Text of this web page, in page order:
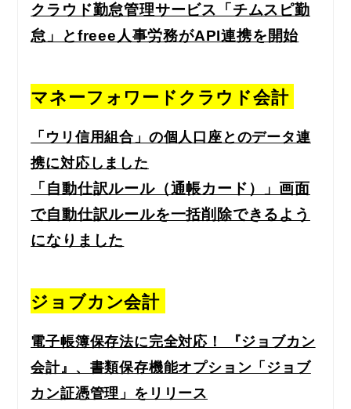
クラウド勤怠管理サービス「チムスピ勤
怠」とfreee人事労務がAPI連携を開始
マネーフォワードクラウド会計
「ウリ信用組合」の個人口座とのデータ連
携に対応しました
「自動仕訳ルール（通帳カード）」画面
で自動仕訳ルールを一括削除できるよう
になりました
ジョブカン会計
電子帳簿保存法に完全対応！ 『ジョブカン
会計』、書類保存機能オプション「ジョブ
カン証憑管理」をリリース